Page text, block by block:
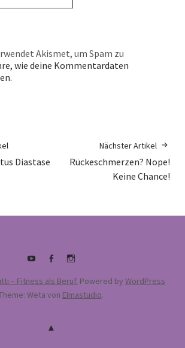
Akismet, um Spam zu
wie deine Kommentardaten
Diastase
Nächster Artikel
Rückeschmerzen? Nope!
Keine Chance!
YoutubeFacebooksupermamafitnessakademie
– Fitness als Beruf. Powered by WordPress
Weta von Elmastudio.